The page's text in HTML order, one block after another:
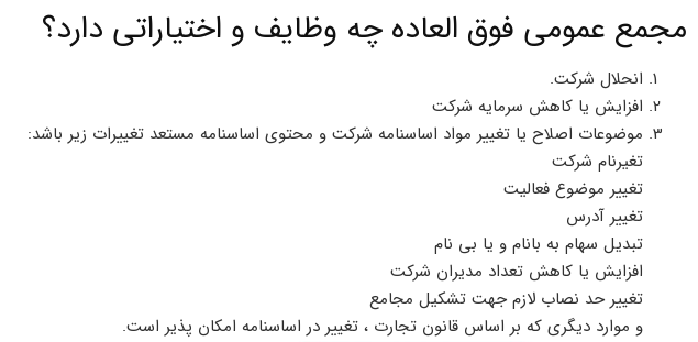
مجمع عمومی فوق العاده چه وظایف و اختیاراتی دارد؟
انحلال شرکت.
افزایش یا کاهش سرمایه شرکت
موضوعات اصلاح یا تغییر مواد اساسنامه شرکت و محتوی اساسنامه مستعد تغییرات زیر باشد:
تغیرنام شرکت
تغییر موضوع فعالیت
تغییر آدرس
تبدیل سهام به بانام و یا بی نام
افزایش یا کاهش تعداد مدیران شرکت
تغییر حد نصاب لازم جهت تشکیل مجامع
و موارد دیگری که بر اساس قانون تجارت ، تغییر در اساسنامه امکان پذیر است.